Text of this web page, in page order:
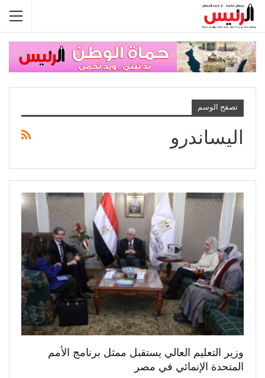
تصفح الوسم
اليساندرو
وزير التعليم العالي يستقبل ممثل برنامج الأمم
المتحدة الإنمائي في مصر